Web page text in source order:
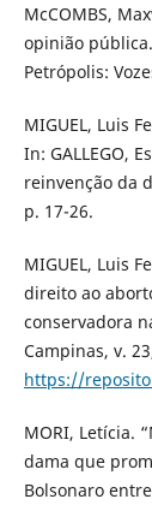
McCOMBS,
opinião
Petrópolis:
MIGUEL, Luis
In: GALLEGO,
reinvenção da
p. 17-26.
MIGUEL, Luis
direito ao
conservadora
Campinas, v.
https://
MORI, Letícia.
dama que
Bolsonaro